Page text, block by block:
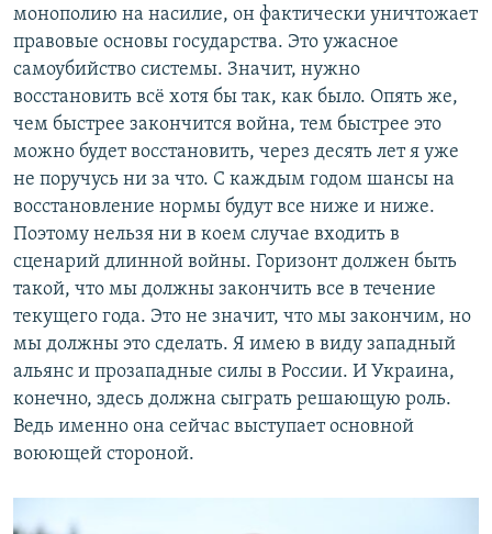
монополию на насилие, он фактически уничтожает
правовые основы государства. Это ужасное
самоубийство системы. Значит, нужно
восстановить всё хотя бы так, как было. Опять же,
чем быстрее закончится война, тем быстрее это
можно будет восстановить, через десять лет я уже
не поручусь ни за что. С каждым годом шансы на
восстановление нормы будут все ниже и ниже.
Поэтому нельзя ни в коем случае входить в
сценарий длинной войны. Горизонт должен быть
такой, что мы должны закончить все в течение
текущего года. Это не значит, что мы закончим, но
мы должны это сделать. Я имею в виду западный
альянс и прозападные силы в России. И Украина,
конечно, здесь должна сыграть решающую роль.
Ведь именно она сейчас выступает основной
воюющей стороной.